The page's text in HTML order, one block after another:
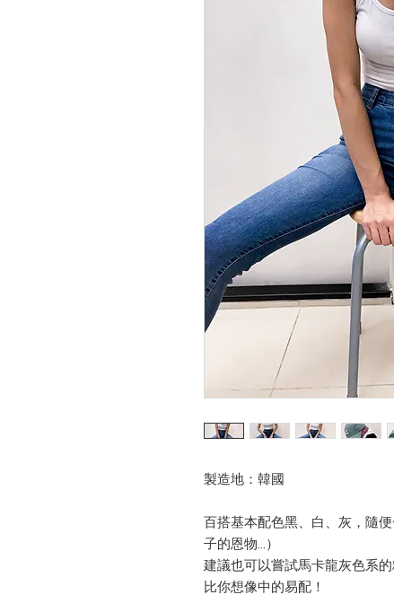
製造地：韓國
百搭基本配色黑、白、灰，隨
子的恩物...）
建議也可以嘗試馬卡龍灰色系
比你想像中的易配！